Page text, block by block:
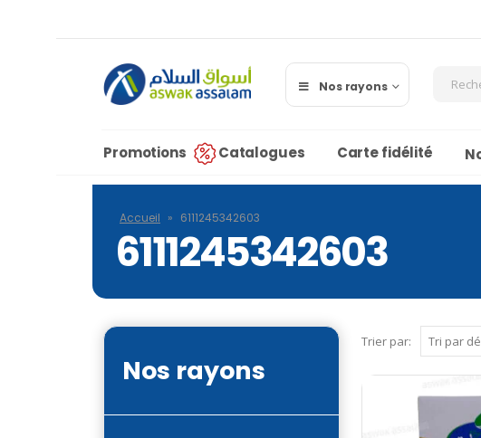
Nos rayons
Promotions Catalogues Carte fidélité
Accueil » 6111245342603
6111245342603
Trier par:
Nos rayons